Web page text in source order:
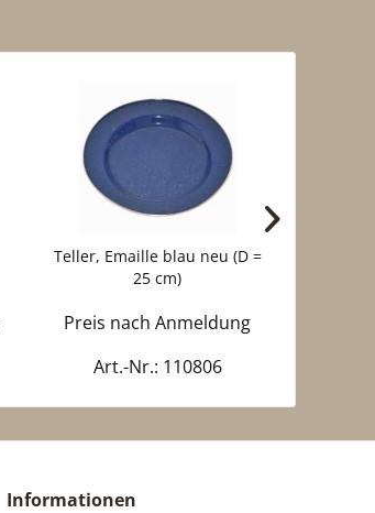
Teller, Emaille blau neu (D =
25 cm)
Preis nach Anmeldung
Art.-Nr.: 110806
Informationen